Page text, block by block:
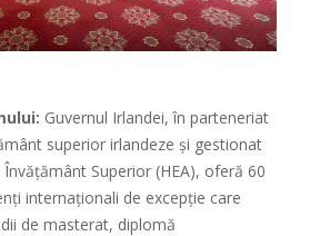
Guvernul Irlandei, în parteneriat
superior irlandeze și gestionat
Superior (HEA), oferă 60
internaționali de excepție care
de masterat, diplomă